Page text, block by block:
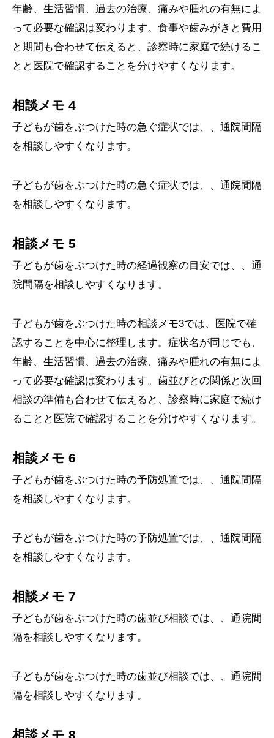
年齢、生活習慣、過去の治療、痛みや腫れの有無によ
って必要な確認は変わります。食事や歯みがきと費用
と期間も合わせて伝えると、診察時に家庭で続けるこ
とと医院で確認することを分けやすくなります。
相談メモ 4
子どもが歯をぶつけた時の急ぐ症状では、、通院間隔
を相談しやすくなります。
子どもが歯をぶつけた時の急ぐ症状では、、通院間隔
を相談しやすくなります。
相談メモ 5
子どもが歯をぶつけた時の経過観察の目安では、、通
院間隔を相談しやすくなります。
子どもが歯をぶつけた時の相談メモ3では、医院で確
認することを中心に整理します。症状名が同じでも、
年齢、生活習慣、過去の治療、痛みや腫れの有無によ
って必要な確認は変わります。歯並びとの関係と次回
相談の準備も合わせて伝えると、診察時に家庭で続け
ることと医院で確認することを分けやすくなります。
相談メモ 6
子どもが歯をぶつけた時の予防処置では、、通院間隔
を相談しやすくなります。
子どもが歯をぶつけた時の予防処置では、、通院間隔
を相談しやすくなります。
相談メモ 7
子どもが歯をぶつけた時の歯並び相談では、、通院間
隔を相談しやすくなります。
子どもが歯をぶつけた時の歯並び相談では、、通院間
隔を相談しやすくなります。
相談メモ 8